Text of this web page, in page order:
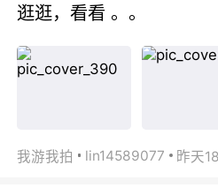
逛逛，看看 。。
我游我拍 lin14589077 昨天